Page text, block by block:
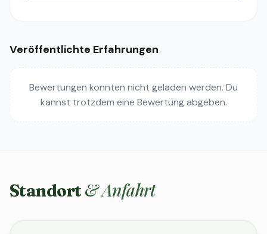
Veröffentlichte Erfahrungen
Bewertungen konnten nicht geladen werden. Du
kannst trotzdem eine Bewertung abgeben.
Standort & Anfahrt